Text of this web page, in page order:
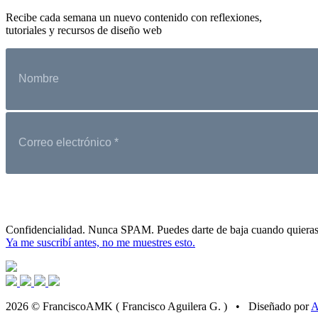
Recibe cada semana un nuevo contenido con reflexiones,
tutoriales y recursos de diseño web
Confidencialidad. Nunca SPAM. Puedes darte de baja cuando
Ya me suscribí antes, no me muestres esto.
2026 © FranciscoAMK ( Francisco Aguilera G. ) • Diseñado por